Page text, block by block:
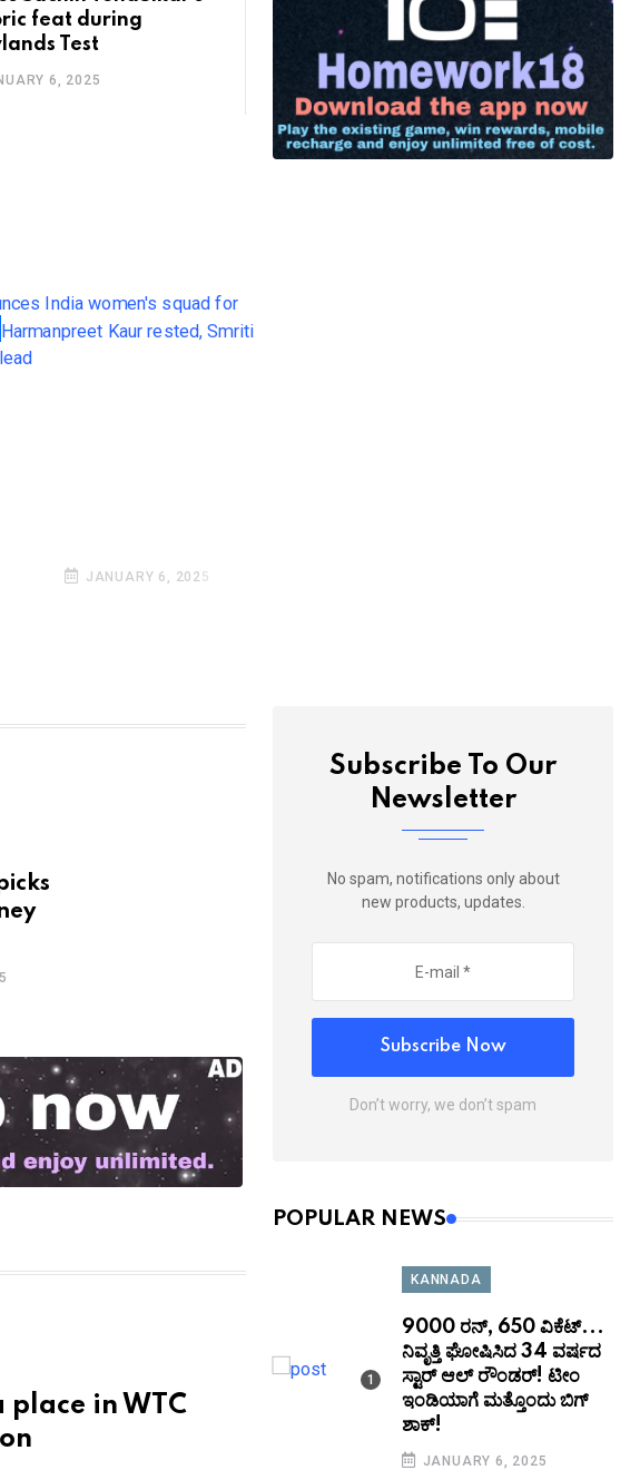
feat during
Test
6, 2025
JANUARY 6, 2025
in WTC
Subscribe To Our
Newsletter
No spam, notifications only about
new products, updates.
Subscribe Now
Don’t worry, we don’t spam
POPULAR NEWS
KANNADA
9000 ರನ್, 650 ವಿಕೆಟ್...
ನಿವೃತ್ತಿ ಘೋಷಿಸಿದ 34 ವರ್ಷದ
ಸ್ಟಾರ್‌ ಆಲ್ ರೌಂಡರ್! ಟೀಂ
ಇಂಡಿಯಾಗೆ ಮತ್ತೊಂದು ಬಿಗ್‌
ಶಾಕ್‌!
JANUARY 6, 2025